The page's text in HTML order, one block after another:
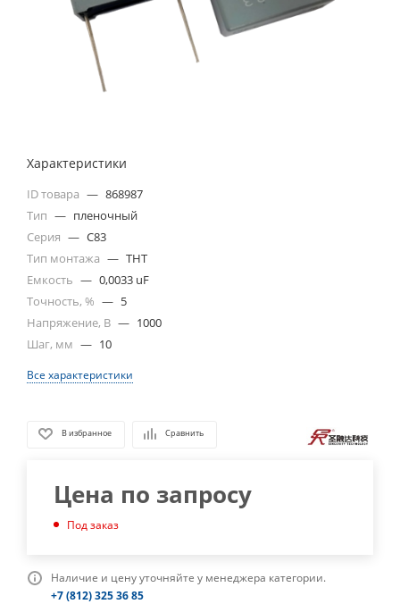
Характеристики
ID товара — 868987
Тип — пленочный
Серия — C83
Тип монтажа — THT
Емкость — 0,0033 uF
Точность, % — 5
Напряжение, В — 1000
Шаг, мм — 10
Все характеристики
В избранное Сравнить
Цена по запросу
Под заказ
Наличие и цену уточняйте у менеджера категории.
+7 (812) 325 36 85